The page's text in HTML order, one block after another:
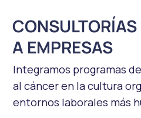
CONSULTORÍAS
A EMPRESAS
Integramos programas
al cáncer en la cultura
entornos laborales más